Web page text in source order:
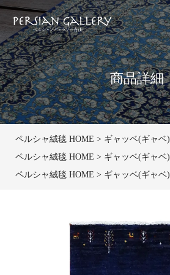
商品詳細
ペルシャ絨毯 HOME ギャッベ(ギャベ)
ペルシャ絨毯 HOME
ギャッベ(ギャベ)
ペルシャ絨毯 HOME
ギャッベ(ギャベ)